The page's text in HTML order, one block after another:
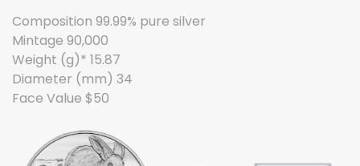
Composition 99.99% pure silver
Mintage 90,000
Weight (g)* 15.87
Diameter (mm) 34
Face Value $50